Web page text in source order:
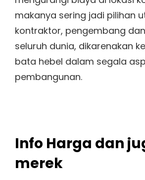
makanya sering jadi pilihan
kontraktor, pengembang
seluruh dunia, dikarenakan
bata hebel dalam segala
pembangunan.
Info Harga dan
merek